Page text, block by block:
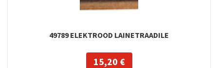
49789 ELEKTROOD LAINETRAADILE
15,20 €